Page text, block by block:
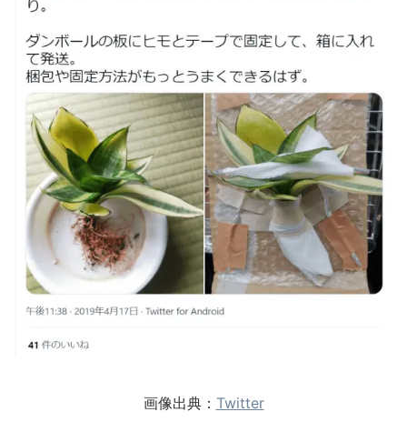
画像出典： Twitter